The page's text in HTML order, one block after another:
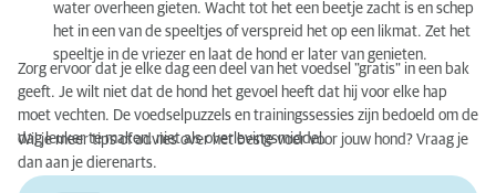
water overheen gieten. Wacht tot het een beetje zacht is en schep
het in een van de speeltjes of verspreid het op een likmat. Zet het
speeltje in de vriezer en laat de hond er later van genieten.
Zorg ervoor dat je elke dag een deel van het voedsel "gratis" in een bak
geeft. Je wilt niet dat de hond het gevoel heeft dat hij voor elke hap
moet vechten. De voedselpuzzels en trainingssessies zijn bedoeld om de
dag leuker te maken, niet als overlevingsmiddel.
Wil je meer tips of advies over het beste voer voor jouw hond? Vraag je
dan aan je dierenarts.